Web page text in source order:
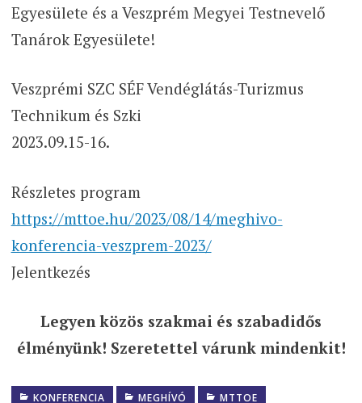
Egyesülete és a Veszprém Megyei Testnevelő
Tanárok Egyesülete!
Veszprémi SZC SÉF Vendéglátás-Turizmus
Technikum és Szki
2023.09.15-16.
Részletes program
https://mttoe.hu/2023/08/14/meghivo-
konferencia-veszprem-2023/
Jelentkezés
Legyen közös szakmai és szabadidős
élményünk! Szeretettel várunk mindenkit!
KONFERENCIA MEGHÍVÓ
MTTOE